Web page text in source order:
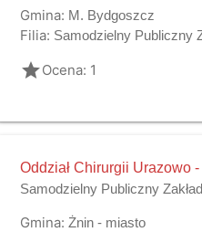
Gmina: M. Bydgoszcz
Filia: Samodzielny Publiczny
gradeOcena: 1
Oddział Chirurgii Urazowo
Samodzielny Publiczny
Gmina: Żnin - miasto